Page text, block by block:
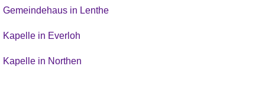
Gemeindehaus in Lenthe
Kapelle in Everloh
Kapelle in Northen